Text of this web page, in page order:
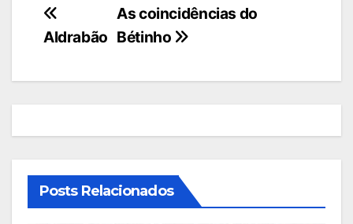
Navegação
de
artigos
As coincidências do
Bétinho
Aldrabão
Posts Relacionados